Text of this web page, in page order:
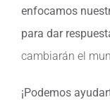
enfocamos
para dar
cambiarán el
¡Podemos